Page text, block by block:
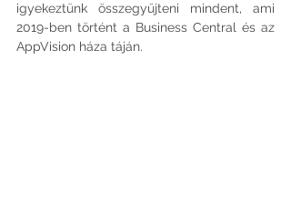
igyekeztünk összegyűjteni mindent, ami
2019-ben történt a Business Central és az
AppVision háza táján.